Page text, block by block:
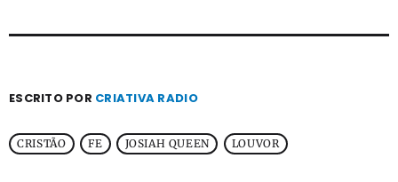
ESCRITO POR CRIATIVA RADIO
CRISTÃO FE JOSIAH QUEEN LOUVOR